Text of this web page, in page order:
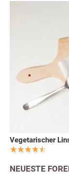
Vegetarischer
NEUESTE